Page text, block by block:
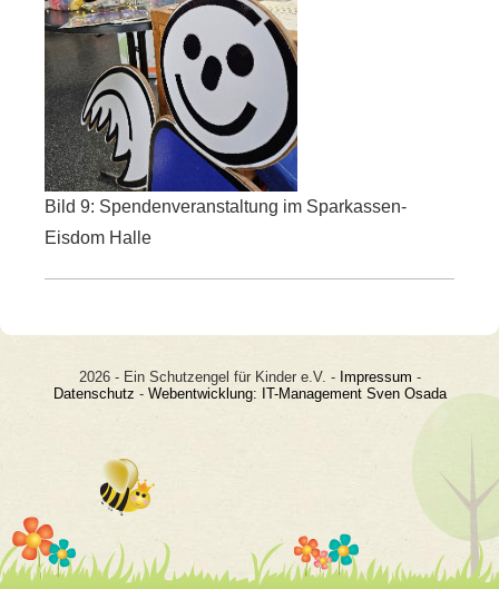
Bild 9: Spendenveranstaltung im Sparkassen-
Eisdom Halle
2026 - Ein Schutzengel für Kinder e.V. - Impressum -
Datenschutz - Webentwicklung: IT-Management Sven Osada